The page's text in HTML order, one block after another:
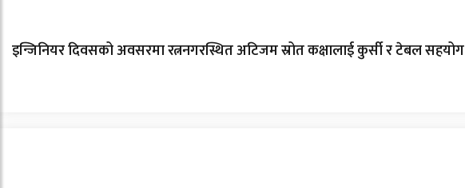
इन्जिनियर दिवसको अवसरमा रत्ननगरस्थित अटिजम स्रोत कक्षालाई कुर्सी र टेबल सहयोग